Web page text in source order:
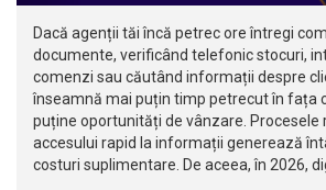
Dacă agenții tăi încă petrec ore întregi
documente, verificând telefonic stocuri,
comenzi sau căutând informații despre
înseamnă mai puțin timp petrecut în fața
puține oportunități de vânzare. Procesele
accesului rapid la informații generează
costuri suplimentare. De aceea, în 2026,